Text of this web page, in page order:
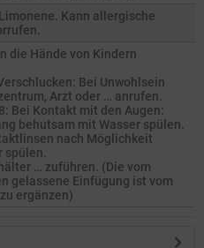
Kann allergische
die Hände von Kindern
Bei Unwohlsein
Arzt oder … anrufen.
Bei Kontakt mit den Augen:
behutsam mit Wasser spülen.
nach Möglichkeit
spülen.
… zuführen. (Die vom
gelassene Einfügung ist vom
ergänzen)